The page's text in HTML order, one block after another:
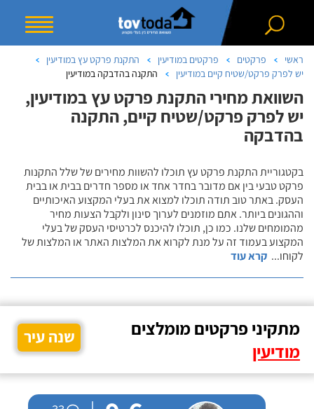
ראשי פרקטים פרקטים במודיעין
התקנת פרקט עץ במודיעין
יש לפרק פרקט/שטיח קיים במודיעין
התקנה בהדבקה במודיעין
השוואת מחירי התקנת פרקט עץ במודיעין,
יש לפרק פרקט/שטיח קיים, התקנה
בהדבקה
בקטגוריית התקנת פרקט עץ תוכלו להשוות מחירים של שלל התקנות
פרקט טבעי בין אם מדובר בחדר אחד או מספר חדרים בבית או בבית
העסק. באתר טוב תודה תוכלו למצוא את בעלי המקצוע האיכותיים
וההגונים ביותר. אתם מוזמנים לערוך סינון ולקבל הצעות מחיר
מהמומחים שלנו. כמו כן, תוכלו להיכנס לכרטיסי העסק של בעלי
המקצוע בעמוד זה על מנת לקרוא את המלצות האתר או המלצות של
לקוחו... קרא עוד
מתקיני פרקטים מומלצים
מודיעין
שנה עיר